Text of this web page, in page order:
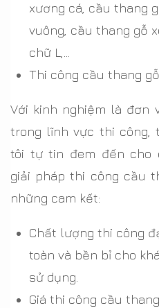
xương cá, cầu thang
vuông, cầu thang gỗ
chữ L,...
Thi công cầu thang
Với kinh nghiệm là đơn
trong lĩnh vực thi công,
tôi tự tin đem đến cho
giải pháp thi công cầu
những cam kết:
Chất lượng thi công
toàn và bền bỉ cho
sử dụng.
Giá thi công cầu